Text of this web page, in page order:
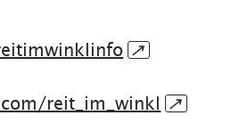
↗
reit_im_winkl ↗